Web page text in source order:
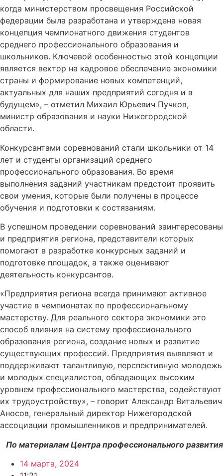
когда министерством просвещения Российской
федерации была разработана и утверждена новая
концепция чемпионатного движения студентов
среднего профессионального образования и
школьников. Ключевой особенностью этой концепции
является вектор на кадровое обеспечение экономики
страны и формирование новых компетенций,
актуальных для наших предприятий сегодня и в
будущем», – отметил Михаил Юрьевич Пучков,
министр образования и науки Нижегородской
области.
Конкурсантами соревнований стали школьники от 14
лет и студенты организаций среднего
профессионального образования. Во время
выполнения заданий участникам предстоит проявить
свои умения, которые были получены в процессе
обучения и подготовки к состязаниям.
В успешном проведении соревнований заинтересованы
и предприятия региона, представители которых
помогают в разработке конкурсных заданий и
подготовке площадок, а также оценивают
деятельность конкурсантов.
«Предприятия региона всегда принимают активное
участие в чемпионатах по профессиональному
мастерству. Для реального сектора экономики это
способ влияния на систему профессионального
образования региона, создание новых и развитие
существующих профессий. Предприятия выявляют и
поддерживают талантливую, перспективную молодежь
и молодых специалистов, обладающих высоким
уровнем профессионального мастерства, содействуют
их трудоустройству», – говорит Александр Витальевич
Аносов, генеральный директор Нижегородской
ассоциации промышленников и предпринимателей.
По материалам Центра профессионального развития
14 марта, 2024